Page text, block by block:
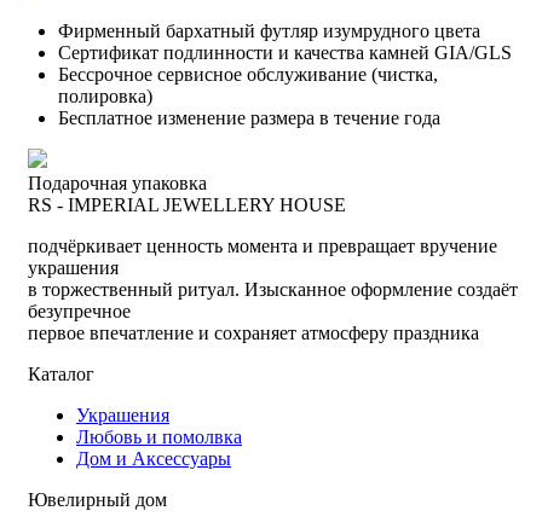
Фирменный бархатный футляр изумрудного цвета
Сертификат подлинности и качества камней GIA/GLS
Бессрочное сервисное обслуживание (чистка,
полировка)
Бесплатное изменение размера в течение года
Подарочная упаковка
RS - IMPERIAL JEWELLERY HOUSE
подчёркивает ценность момента и превращает вручение
украшения
в торжественный ритуал. Изысканное оформление создаёт
безупречное
первое впечатление и сохраняет атмосферу праздника
Каталог
Украшения
Любовь и помолвка
Дом и Аксессуары
Ювелирный дом